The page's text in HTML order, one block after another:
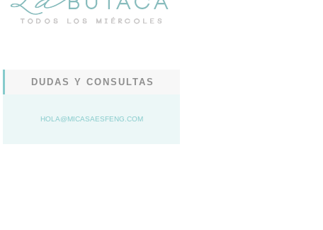
DUDAS Y CONSULTAS
HOLA@MICASAESFENG.COM